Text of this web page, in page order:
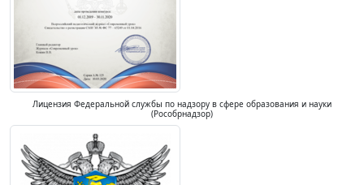
Лицензия Федеральной службы по надзору в сфере образования и науки
(Рособрнадзор)